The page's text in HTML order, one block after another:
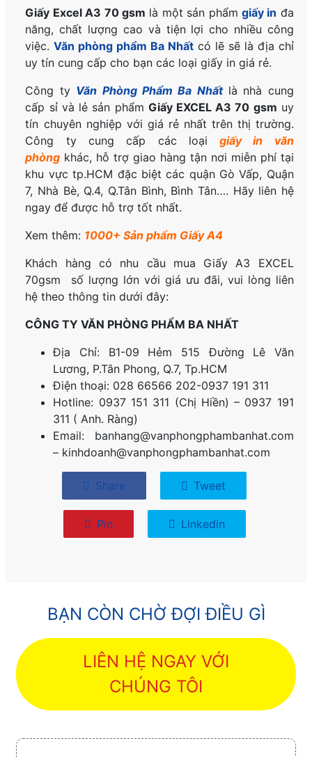
Giấy Excel A3 70 gsm là một sản phẩm giấy in đa
năng, chất lượng cao và tiện lợi cho nhiều công
việc. Văn phòng phẩm Ba Nhất có lẽ sẽ là địa chỉ
uy tín cung cấp cho bạn các loại giấy in giá rẻ.
Công ty Văn Phòng Phẩm Ba Nhấtlà nhà cung
cấp sỉ và lẻ sản phẩm Giấy EXCEL A3 70 gsm uy
tín chuyên nghiệp với giá rẻ nhất trên thị trường.
Công ty cung cấp các loạigiấy in văn
phòng khác, hỗ trợ giao hàng tận nơi miễn phí tại
khu vực tp.HCM đặc biệt các quận Gò Vấp, Quận
7, Nhà Bè, Q.4, Q.Tân Bình, Bình Tân…. Hãy liên hệ
ngay để được hỗ trợ tốt nhất.
Xem thêm: 1000+ Sản phẩm Giấy A4
Khách hàng có nhu cầu mua Giấy A3 EXCEL
70gsm số lượng lớn với giá ưu đãi, vui lòng liên
hệ theo thông tin dưới đây:
CÔNG TY VĂN PHÒNG PHẨM BA NHẤT
Địa Chỉ: B1-09 Hẻm 515 Đường Lê Văn
Lương, P.Tân Phong, Q.7, Tp.HCM
Điện thoại: 028 66566 202-0937 191 311
Hotline: 0937 151 311 (Chị Hiền) – 0937 191
311 ( Anh. Ràng)
Email: banhang@vanphongphambanhat.com
– kinhdoanh@vanphongphambanhat.com
Share Tweet
Pin Linkedin
BẠN CÒN CHỜ ĐỢI ĐIỀU GÌ
LIÊN HỆ NGAY VỚI
CHÚNG TÔI